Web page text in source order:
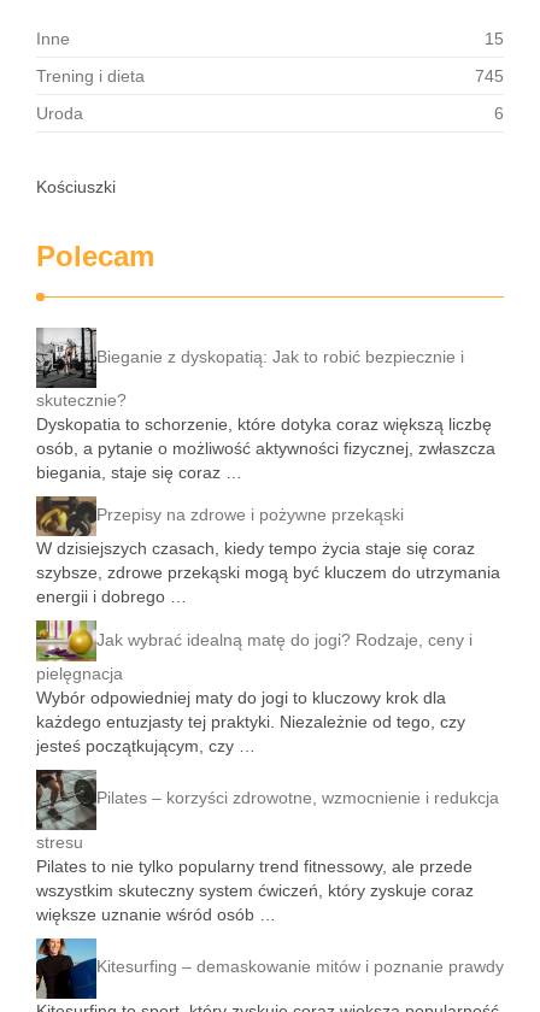
Inne
15
Trening i dieta
745
Uroda
6
Kościuszki
Polecam
Bieganie z dyskopatią: Jak to robić bezpiecznie i
skutecznie?
Dyskopatia to schorzenie, które dotyka coraz większą liczbę
osób, a pytanie o możliwość aktywności fizycznej, zwłaszcza
biegania, staje się coraz …
Przepisy na zdrowe i pożywne przekąski
W dzisiejszych czasach, kiedy tempo życia staje się coraz
szybsze, zdrowe przekąski mogą być kluczem do utrzymania
energii i dobrego …
Jak wybrać idealną matę do jogi? Rodzaje, ceny i
pielęgnacja
Wybór odpowiedniej maty do jogi to kluczowy krok dla
każdego entuzjasty tej praktyki. Niezależnie od tego, czy
jesteś początkującym, czy …
Pilates – korzyści zdrowotne, wzmocnienie i redukcja
stresu
Pilates to nie tylko popularny trend fitnessowy, ale przede
wszystkim skuteczny system ćwiczeń, który zyskuje coraz
większe uznanie wśród osób …
Kitesurfing – demaskowanie mitów i poznanie prawdy